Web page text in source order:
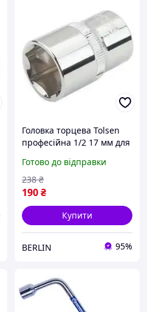
Головка торцева Tolsen
професійна 1/2 17 мм для
berlin
Готово до відправки
190₴
238 ₴
Купити
BERLIN 95%